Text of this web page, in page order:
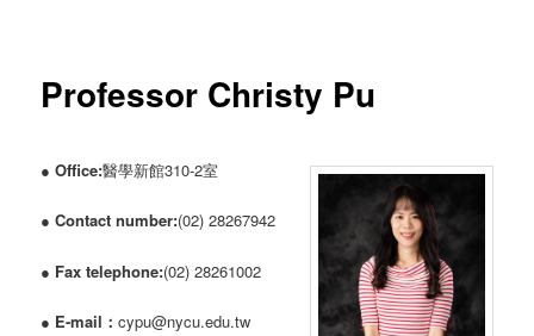
Professor Christy Pu
●Office:醫學新館310-2室
●Contact number:(02) 28267942
● Fax telephone:(02) 28261002
● E-mail：cypu@nycu.edu.tw